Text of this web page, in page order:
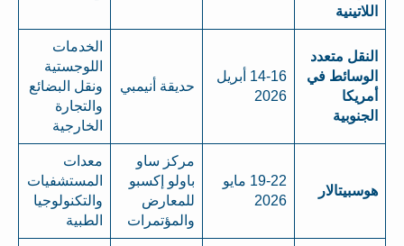
اللاتينية
النقل متعدد
الوسائط في
أمريكا
الجنوبية
14-16 أبريل
2026
حديقة أنيمبي
الخدمات
اللوجستية
ونقل البضائع
والتجارة
الخارجية
هوسبيتالار
19-22 مايو
2026
مركز ساو
باولو إكسبو
للمعارض
والمؤتمرات
معدات
المستشفيات
والتكنولوجيا
الطبية